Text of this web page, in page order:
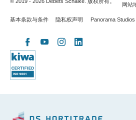
网站
基本条款与条件 隐私权声明 Panorama
Facebook
YouTubeInstagramLinkedIn